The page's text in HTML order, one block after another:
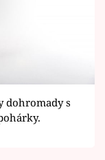
dohromady s